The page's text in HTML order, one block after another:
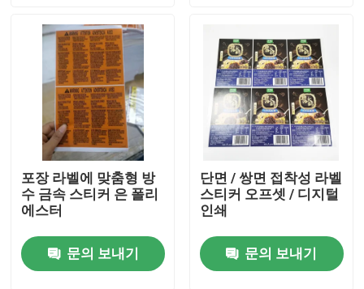
회사 소개
접촉
제품 소개
점착성 라벨 스티커
포장 라벨에 맞춤형 방
수 금속 스티커 은 폴리
에스터
문의 보내기
단면 / 쌍면 접착성 라벨
스티커 오프셋 / 디지털
인쇄
문의 보내기